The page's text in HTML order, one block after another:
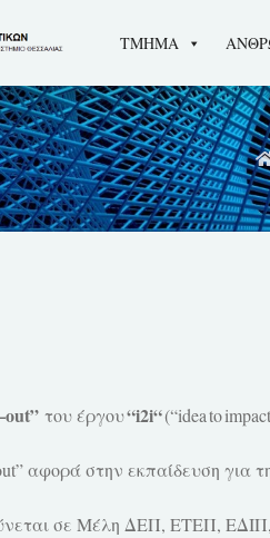
ΤΜΗΜΑ
out” του έργου“i2i“(“ideatoimpact
” αφορά στην εκπαίδευση για
σε Μέλη ΔΕΠ, ΕΤΕΠ, ΕΔΙΠ,